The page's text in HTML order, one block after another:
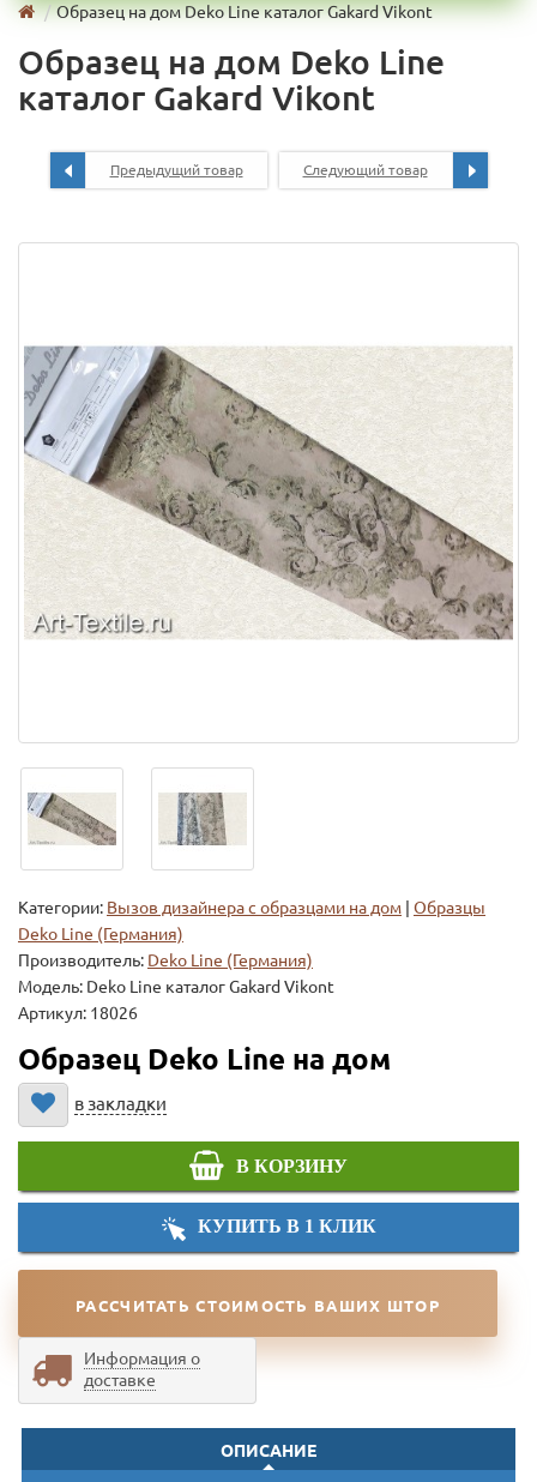
Образец на дом Deko Line каталог Gakard Vikont
Образец на дом Deko Line
каталог Gakard Vikont
Предыдущий товар Следующий товар
Категории: Вызов дизайнера с образцами на дом
Образцы
Deko Line (Германия)
Производитель: Deko Line (Германия)
Модель: Deko Line каталог Gakard Vikont
Артикул: 18026
Образец Deko Line на дом
в закладки
В КОРЗИНУ
КУПИТЬ В 1 КЛИК
РАССЧИТАТЬ СТОИМОСТЬ ВАШИХ ШТОР
Информация о
доставке
ОПИСАНИЕ